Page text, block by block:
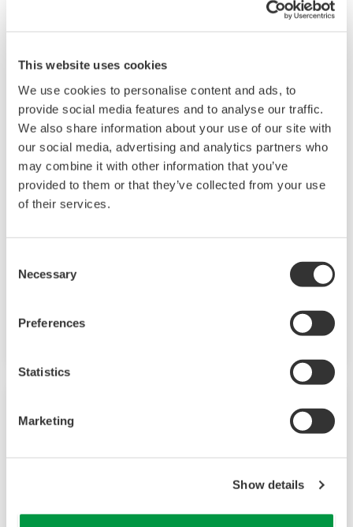
This website uses cookies
We use cookies to personalise content and ads, to
provide social media features and to analyse our traffic.
We also share information about your use of our site with
our social media, advertising and analytics partners who
may combine it with other information that you’ve
provided to them or that they’ve collected from your use
of their services.
Selection
Necessary
Preferences
Statistics
Marketing
Show details
Mid-Level UT55A/UT52A
Die UT55A- und UT52A-Temperaturregler
verwenden ein einfach abzulesendes großes
LCD-Farbdisplay mit 14 Segmenten sowie
Überwachungs- und Bedienungsmöglichkeiten
serienmäßige Ladder-Sequenzfunktion. Der
Instrumentenpult. Darüber hinaus
Temperaturregler offene Netzwerke wie etwa
die Ethernetkommunikation.